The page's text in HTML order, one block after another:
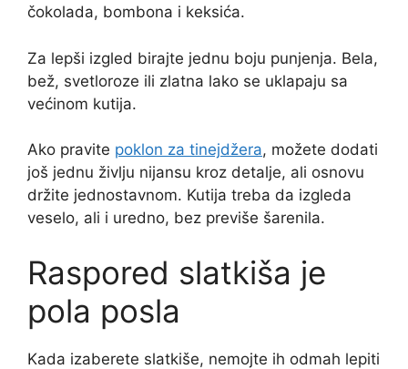
čokolada, bombona i keksića.
Za lepši izgled birajte jednu boju punjenja. Bela,
bež, svetloroze ili zlatna lako se uklapaju sa
većinom kutija.
Ako pravite poklon za tinejdžera, možete dodati
još jednu življu nijansu kroz detalje, ali osnovu
držite jednostavnom. Kutija treba da izgleda
veselo, ali i uredno, bez previše šarenila.
Raspored slatkiša je
pola posla
Kada izaberete slatkiše, nemojte ih odmah lepiti